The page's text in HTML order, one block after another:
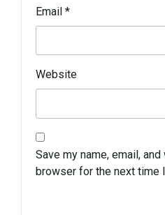
Email *
Website
Save my name, email,
browser for the next time